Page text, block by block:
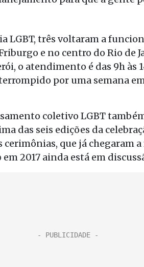
LGBT, três voltaram a
e no centro do Rio de
o atendimento é das 9h às
por uma semana
coletivo LGBT
das seis edições da
que já chegaram
2017 ainda está em